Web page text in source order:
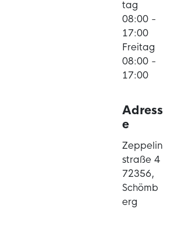
tag
08:00 -
17:00
Freitag
08:00 -
17:00
Adress
e
Zeppelin
straße 4
72356,
Schömb
erg